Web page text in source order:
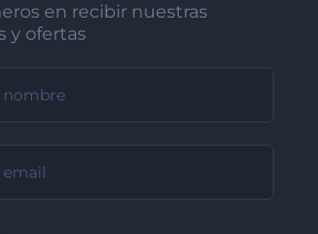
en recibir nuestras
y ofertas